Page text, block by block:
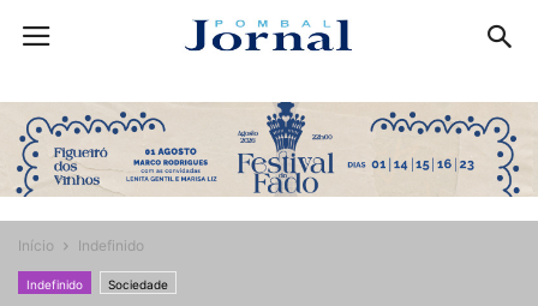
Início Indefinido
Indefinido Sociedade